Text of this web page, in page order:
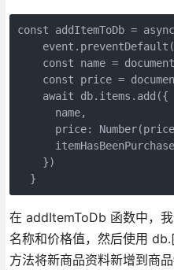
const addItemToDb =
const name =
const price =
    await db.items.add({
      name,
price:
    })
  }
在 addItemToDb 函数中，
名称和价格值，然后使用
方法将新商品资料新增到商